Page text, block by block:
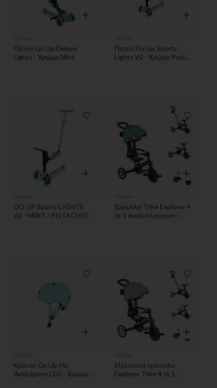
Γρήγορη επισκόπηση
Πατίνι Go Up Deluxe
Lights - Χρώμα Mint
Γρήγορη
Πατίνι Go Up Sporty
Lights V2 - Χρώμα Pastel
Λίστα προτιμήσεων
Γρήγορη επισκόπηση
GO UP Sporty LIGHTS
V2 - MINT / PISTACHIO
Λίστα
Γρήγορη
Τρίκυκλο Trike Explorer 4
σε 1 Αναδιπλούμενο -
Λίστα προτιμήσεων
Γρήγορη επισκόπηση
Κράνος Go Up Με
Αναλάμπον LED - Χρώμα
Λίστα
Γρήγορη
Εξελικτικό τρίκυκλο
Explorer Trike 4 σε 1